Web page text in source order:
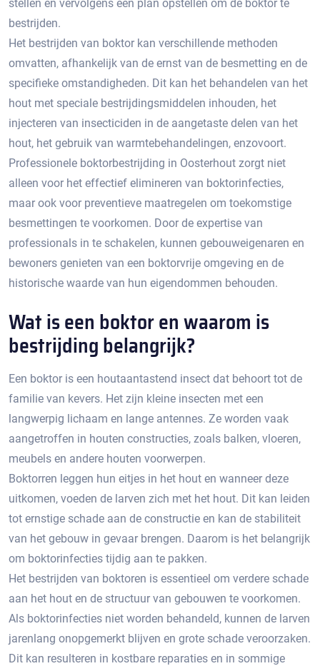
stellen en vervolgens een plan opstellen om de boktor te
bestrijden.​
Het bestrijden van boktor kan verschillende methoden
omvatten, afhankelijk van de ernst van de besmetting en de
specifieke omstandigheden.​ Dit kan het behandelen van het
hout met speciale bestrijdingsmiddelen inhouden, het
injecteren van insecticiden in de aangetaste delen van het
hout, het gebruik van warmtebehandelingen, enzovoort.​
Professionele boktorbestrijding in Oosterhout zorgt niet
alleen voor het effectief elimineren van boktorinfecties,
maar ook voor preventieve maatregelen om toekomstige
besmettingen te voorkomen.​ Door de expertise van
professionals in te schakelen, kunnen gebouweigenaren en
bewoners genieten van een boktorvrije omgeving en de
historische waarde van hun eigendommen behouden.​
Wat is een boktor en waarom is
bestrijding belangrijk?​
Een boktor is een houtaantastend insect dat behoort tot de
familie van kevers.​ Het zijn kleine insecten met een
langwerpig lichaam en lange antennes.​ Ze worden vaak
aangetroffen in houten constructies, zoals balken, vloeren,
meubels en andere houten voorwerpen.​
Boktorren leggen hun eitjes in het hout en wanneer deze
uitkomen, voeden de larven zich met het hout.​ Dit kan leiden
tot ernstige schade aan de constructie en kan de stabiliteit
van het gebouw in gevaar brengen.​ Daarom is het belangrijk
om boktorinfecties tijdig aan te pakken.​
Het bestrijden van boktoren is essentieel om verdere schade
aan het hout en de structuur van gebouwen te voorkomen.
Als boktorinfecties niet worden behandeld, kunnen de larven
jarenlang onopgemerkt blijven en grote schade veroorzaken.​
Dit kan resulteren in kostbare reparaties en in sommige